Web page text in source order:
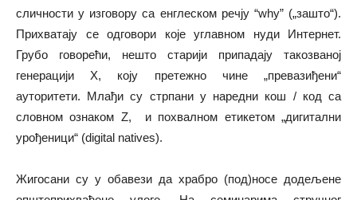
сличности у изговору са енглеском речју “why” („зашто“).
Прихватају се одговори које углавном нуди Интернет.
Грубо говорећи, нешто старији припадају такозваној
генерацији X, коју претежно чине „превазиђени“
ауторитети. Млађи су стрпани у наредни кош / код са
словном ознаком Z, и похвалном етикетом „дигитални
урођеници“ (digital natives).
Жигосани су у обавези да храбро (под)носе додељене